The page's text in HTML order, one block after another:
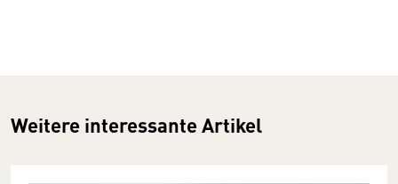
Weitere interessante Artikel